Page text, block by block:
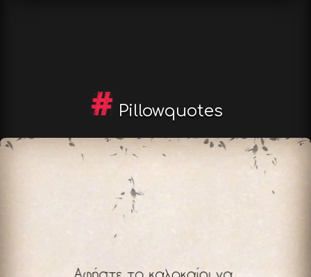
Pillowquotes